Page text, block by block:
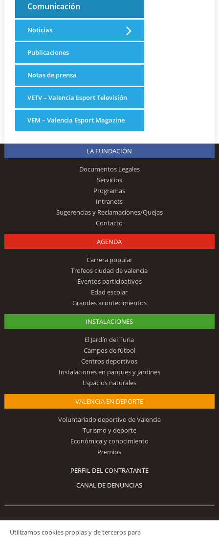
Comunicación
Noticias
Publicaciones
Notas de prensa
VETV – Valencia Esport Televisión
VEM – Valencia Esport Magazine
LA FUNDACIÓN
Documentos Legales
Servicios
Programas
Intranets
Sugerencias y Reclamaciones/Quejas
Contacto
AGENDA
Carrera popular
Trofeos ciudad de valencia
Eventos participativos
Edad escolar
Grandes acontecimientos
INSTALACIONES
El Jardín del Turia
Campos de fútbol
Centros deportivos
Instalaciones en parques y jardines
Espacios naturales
VALENCIA EN DEPORTE
Voluntariado deportivo de Valencia
Turismo y deporte
Económica y conocimiento
Premios
PERFIL DEL CONTRATANTE
CANAL DE DENUNCIAS
Síguenos
Utilizamos cookies propias y de terceros para